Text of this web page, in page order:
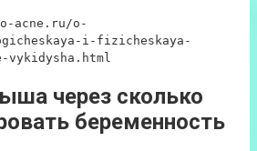
acne.ru/o-
i-fizicheskaya-
через сколько
беременность